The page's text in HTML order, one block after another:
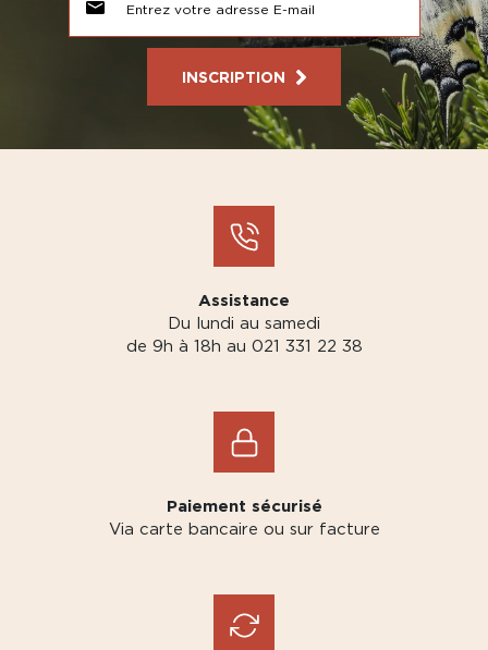
INSCRIPTION
Assistance
Du lundi au samedi
de 9h à 18h au 021 331 22 38
Paiement sécurisé
Via carte bancaire ou sur facture